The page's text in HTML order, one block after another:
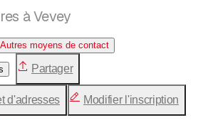
à Vevey
Autres moyens de contact
Partager
d'adresses Modifier l'inscription